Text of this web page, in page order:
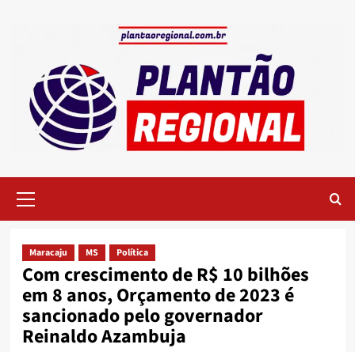
Menu
Maracaju MS Política
Com crescimento de R$ 10 bilhões
em 8 anos, Orçamento de 2023 é
sancionado pelo governador
Reinaldo Azambuja